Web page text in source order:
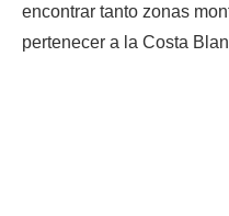
encontrar tanto zonas
pertenecer a la Costa